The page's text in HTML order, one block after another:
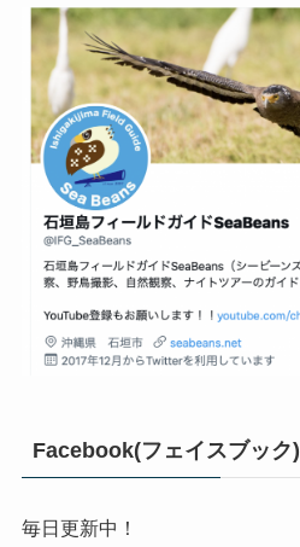
Facebook(フェイスブック)
毎日更新中！